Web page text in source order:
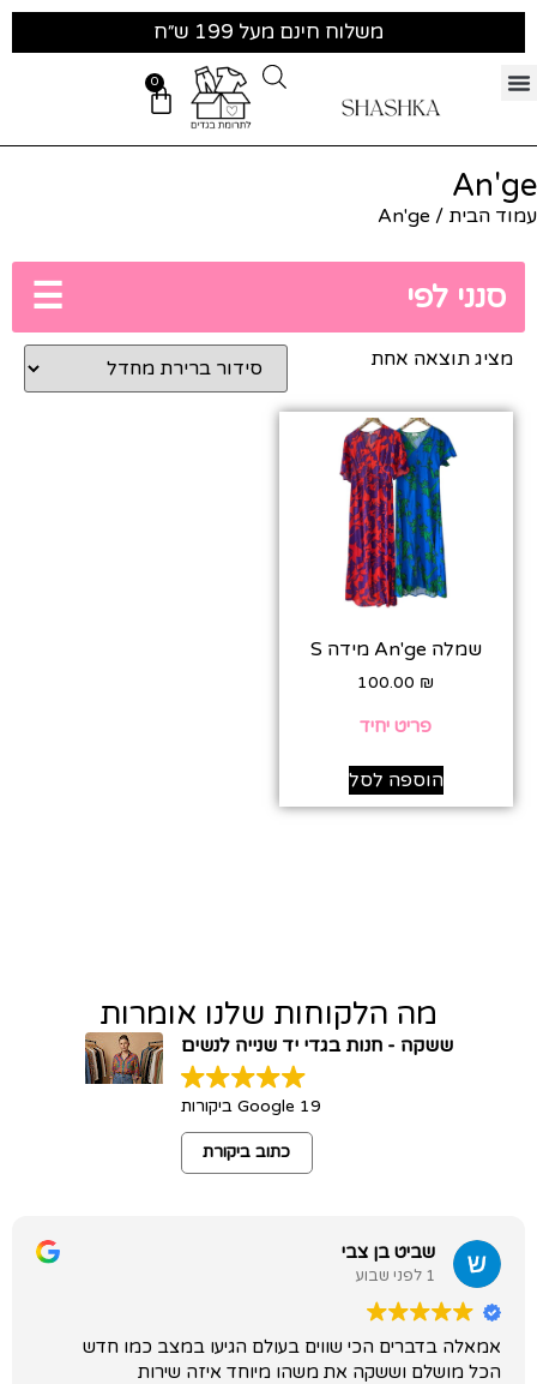
משלוח חינם מעל 199 ש״ח
0
An'ge
עמוד הבית / An'ge
סנני לפי ☰
מציג תוצאה אחת
שמלה An'ge מידה S
100.00 ₪
פריט יחיד
הוספה לסל
מה הלקוחות שלנו אומרות
ששקה - חנות בגדי יד שנייה לנשים
19 Google ביקורות
כתוב ביקורת
שביט בן צבי
1 לפני שבוע
אמאלה בדברים הכי שווים בעולם הגיעו במצב כמו חדש
הכל מושלם וששקה את משהו מיוחד איזה שירות